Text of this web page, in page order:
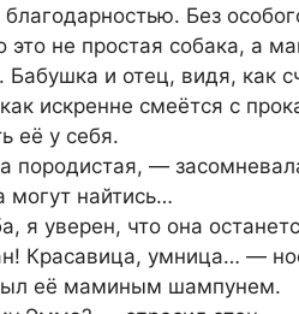
Без
это не простая собака, а
Бабушка и отец, видя, как
искренне смеётся с
её у себя.
породистая, —
могут найтись…
я уверен, что она
Красавица, умница… —
её маминым шампунем.